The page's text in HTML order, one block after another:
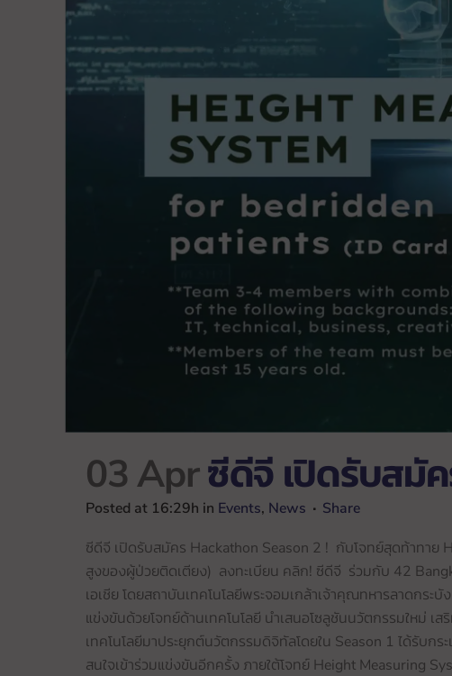
03 Aprซีดีจี เปิดรับสมั
Posted at 16:29h in Events, News
Share
ซีดีจี เปิดรับสมัคร Hackathon Season 2 ! กับโจทย์สุดท้าทาย
สูงของผู้ป่วยติดเตียง) ลงทะเบียน คลิก! ซีดีจี ร่วมกับ 42
เอเชีย โดยสถาบันเทคโนโลยีพระจอมเกล้าเจ้าคุณทหารลาดกร
แข่งขันด้วยโจทย์ด้านเทคโนโลยี นำเสนอโซลูชันนวัตกรรมใหม่ เ
เทคโนโลยีมาประยุกต์นวัตกรรมดิจิทัลโดยใน Season 1 ได้รับก
สนใจเข้าร่วมแข่งขันอีกครั้ง ภายใต้โจทย์ Height Measuring